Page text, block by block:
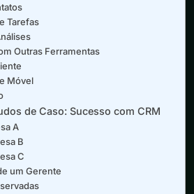
Tarefas
Outras Ferramentas
Móvel
de Caso: Sucesso com CRM
A
B
C
um Gerente